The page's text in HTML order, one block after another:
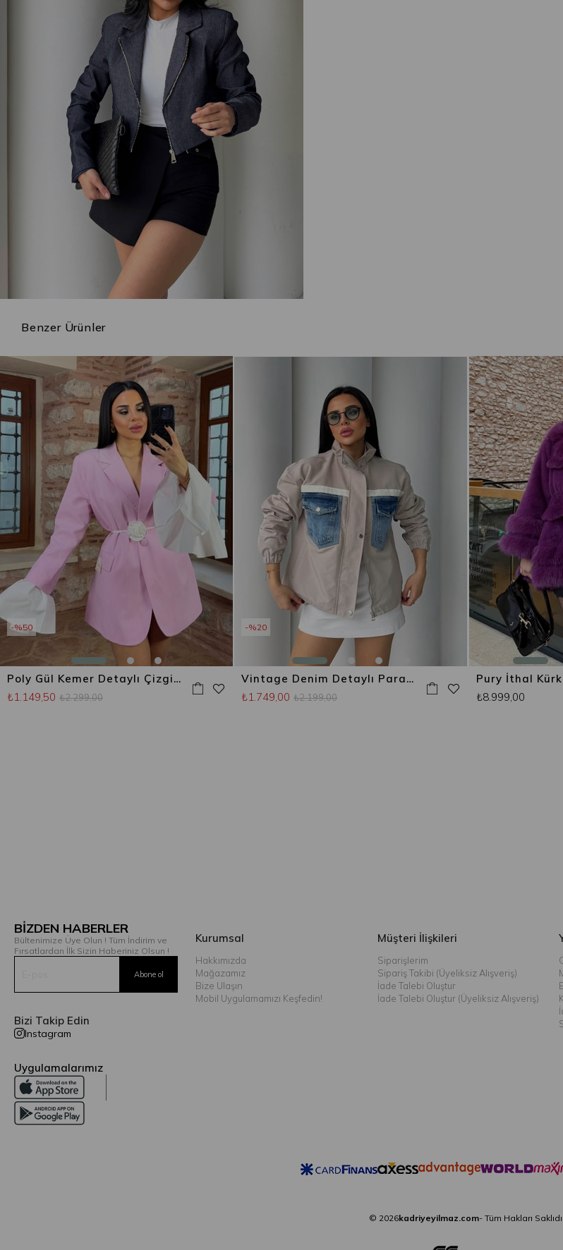
Benzer Ürünler
Poly Gül Kemer Detaylı Çizgili Blazer Ceket Şeker Pembe
₺1.149,50 ₺2.299,00
%50
Vintage Denim Detaylı Paraşüt Ceket Bej
₺1.749,00 ₺2.199,00
%20
Pury İthal
₺8.999,00
BİZDEN HABERLER
Bültenimize Üye Olun ! Tüm İndirim ve
Fırsatlardan İlk Sizin Haberiniz Olsun !
Bizi Takip Edin
Instagram
Uygulamalarımız
Kurumsal
Hakkımızda
Mağazamız
Bize Ulaşın
Mobil Uygulamamızı Keşfedin!
Müşteri İlişkileri
Siparişlerim
Sipariş Takibi (Üyeliksiz Alışveriş)
İade Talebi Oluştur
İade Talebi Oluştur (Üyeliksiz Alışveriş)
© 2026kadriyeyilmaz.com- Tüm Hakları